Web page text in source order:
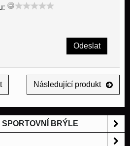
Odeslat
Následující produkt
BRÝLE